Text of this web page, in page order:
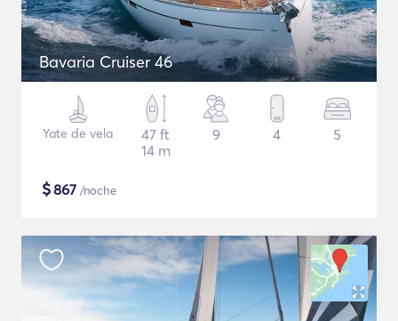
Bavaria Cruiser 46
Yate de vela
47 ft
14 m
9 4 5
$867 /noche